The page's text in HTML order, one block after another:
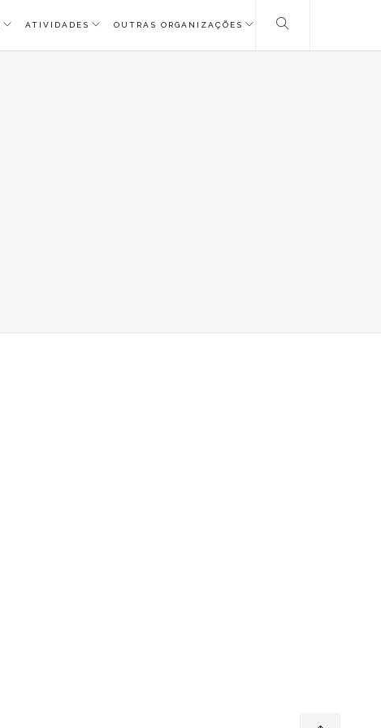
ATIVIDADES OUTRAS ORGANIZAÇÕES